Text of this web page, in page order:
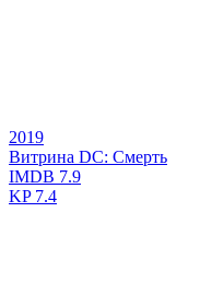
2019
Витрина DC: Смерть
IMDB 7.9
KP7.4